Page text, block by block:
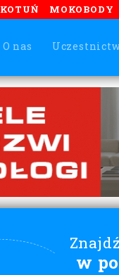
KOTUŃ MOKOBODY
O nas
w